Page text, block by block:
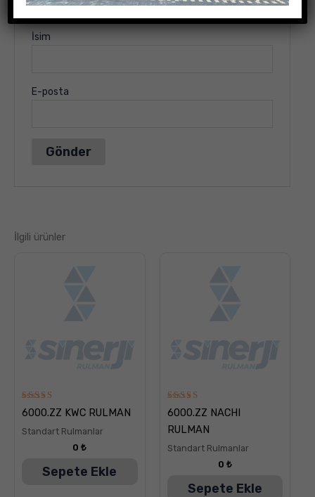
İsim
E-posta
İlgili ürünler
5
üzerinden
oy aldı
6000.ZZ KWC RULMAN
Standart Rulmanlar
0₺
Sepete Ekle
5
üzerinden
5.00
oy aldı
6000.ZZ NACHI
RULMAN
Standart Rulmanlar
0 ₺
Sepete Ekle